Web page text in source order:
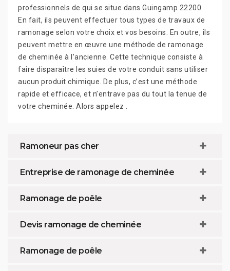
professionnels de qui se situe dans Guingamp 22200.
En fait, ils peuvent effectuer tous types de travaux de
ramonage selon votre choix et vos besoins. En outre, ils
peuvent mettre en œuvre une méthode de ramonage
de cheminée à l’ancienne. Cette technique consiste à
faire disparaître les suies de votre conduit sans utiliser
aucun produit chimique. De plus, c’est une méthode
rapide et efficace, et n’entrave pas du tout la tenue de
votre cheminée. Alors appelez .
Ramoneur pas cher
Entreprise de ramonage de cheminée
Ramonage de poêle
Devis ramonage de cheminée
Ramonage de poêle